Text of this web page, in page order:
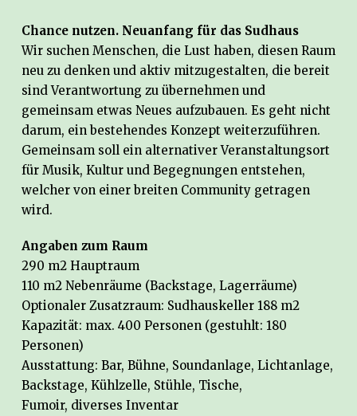
Chance nutzen. Neuanfang für das Sudhaus
Wir suchen Menschen, die Lust haben, diesen Raum
neu zu denken und aktiv mitzugestalten, die bereit
sind Verantwortung zu übernehmen und
gemeinsam etwas Neues aufzubauen. Es geht nicht
darum, ein bestehendes Konzept weiterzuführen.
Gemeinsam soll ein alternativer Veranstaltungsort
für Musik, Kultur und Begegnungen entstehen,
welcher von einer breiten Community getragen
wird.
Angaben zum Raum
290 m2 Hauptraum
110 m2 Nebenräume (Backstage, Lagerräume)
Optionaler Zusatzraum: Sudhauskeller 188 m2
Kapazität: max. 400 Personen (gestuhlt: 180
Personen)
Ausstattung: Bar, Bühne, Soundanlage, Lichtanlage,
Backstage, Kühlzelle, Stühle, Tische,
Fumoir, diverses Inventar